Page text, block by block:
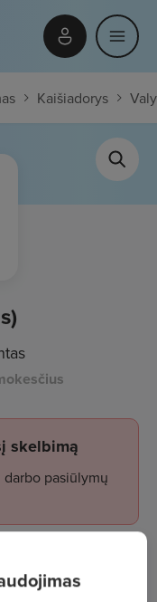
Kaišiadorys
skelbimą
pasiūlymų